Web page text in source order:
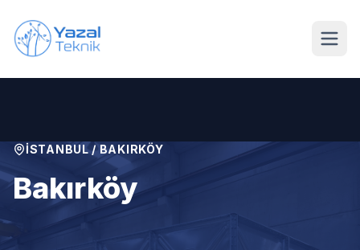
İSTANBUL/ BAKIRKÖY
Bakırköy
GRP Su Deposu Tamiri